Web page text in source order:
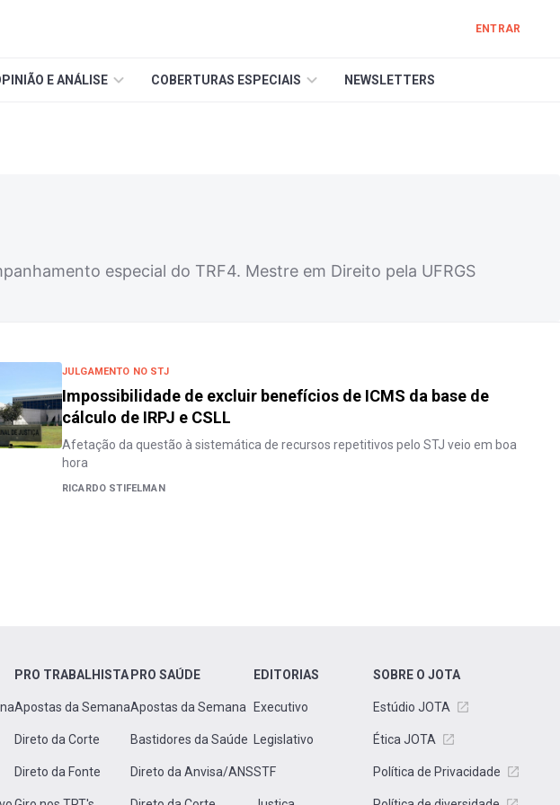
ENTRAR
E ANÁLISE COBERTURAS ESPECIAIS NEWSLETTERS
especial do TRF4. Mestre em Direito pela UFRGS
JULGAMENTO NO STJ
Impossibilidade de excluir benefícios de ICMS da base de
cálculo de IRPJ e CSLL
Afetação da questão à sistemática de recursos repetitivos pelo STJ veio em boa
hora
RICARDO STIFELMAN
PRO TRABALHISTA
Apostas da Semana
Direto da Corte
Direto da Fonte
PRO SAÚDE
Apostas da Semana
Bastidores da Saúde
Direto da Anvisa/ANS
EDITORIAS
Executivo
Legislativo
STF
SOBRE O JOTA
Estúdio JOTA
Ética JOTA
Política de Privacidade